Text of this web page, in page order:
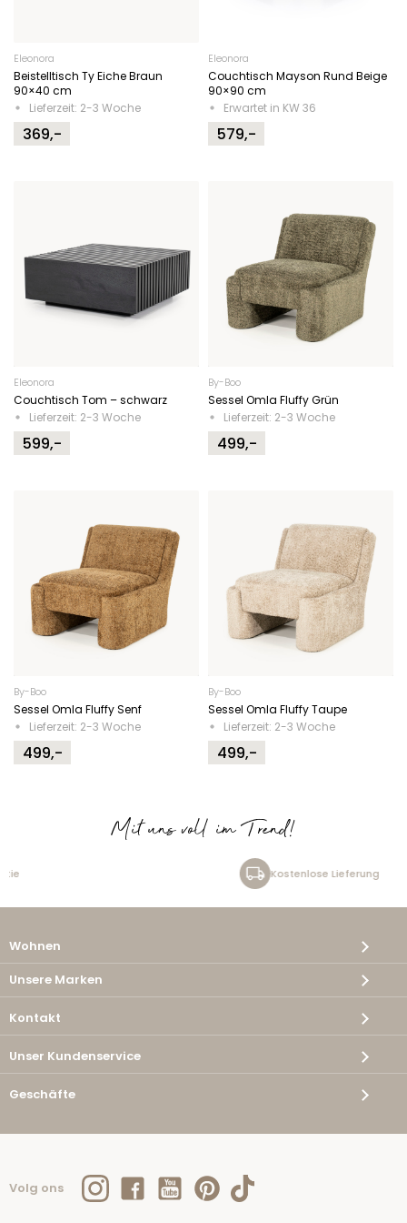
Eleonora
Beistelltisch Ty Eiche Braun
90×40 cm
Lieferzeit: 2-3 Woche
369,-
Eleonora
Couchtisch Mayson Rund Beige
90×90 cm
Erwartet in KW 36
579,-
Eleonora
Couchtisch Tom – schwarz
Lieferzeit: 2-3 Woche
599,-
By-Boo
Sessel Omla Fluffy Grün
Lieferzeit: 2-3 Woche
499,-
By-Boo
Sessel Omla Fluffy Senf
Lieferzeit: 2-3 Woche
499,-
By-Boo
Sessel Omla Fluffy Taupe
Lieferzeit: 2-3 Woche
499,-
Mit uns voll im Trend!
Kostenlose Lieferung
Wohnen
Unsere Marken
Kontakt
Unser Kundenservice
Geschäfte
Volg ons